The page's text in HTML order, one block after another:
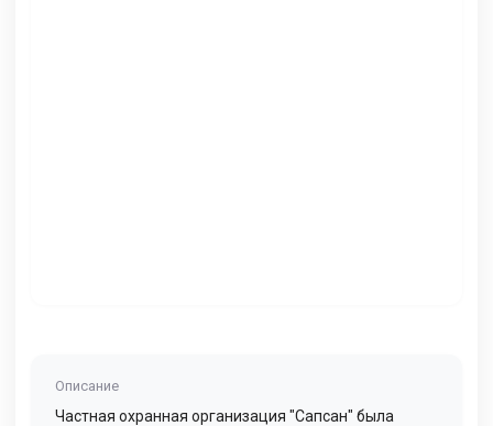
Описание
Частная охранная организация "Сапсан" была